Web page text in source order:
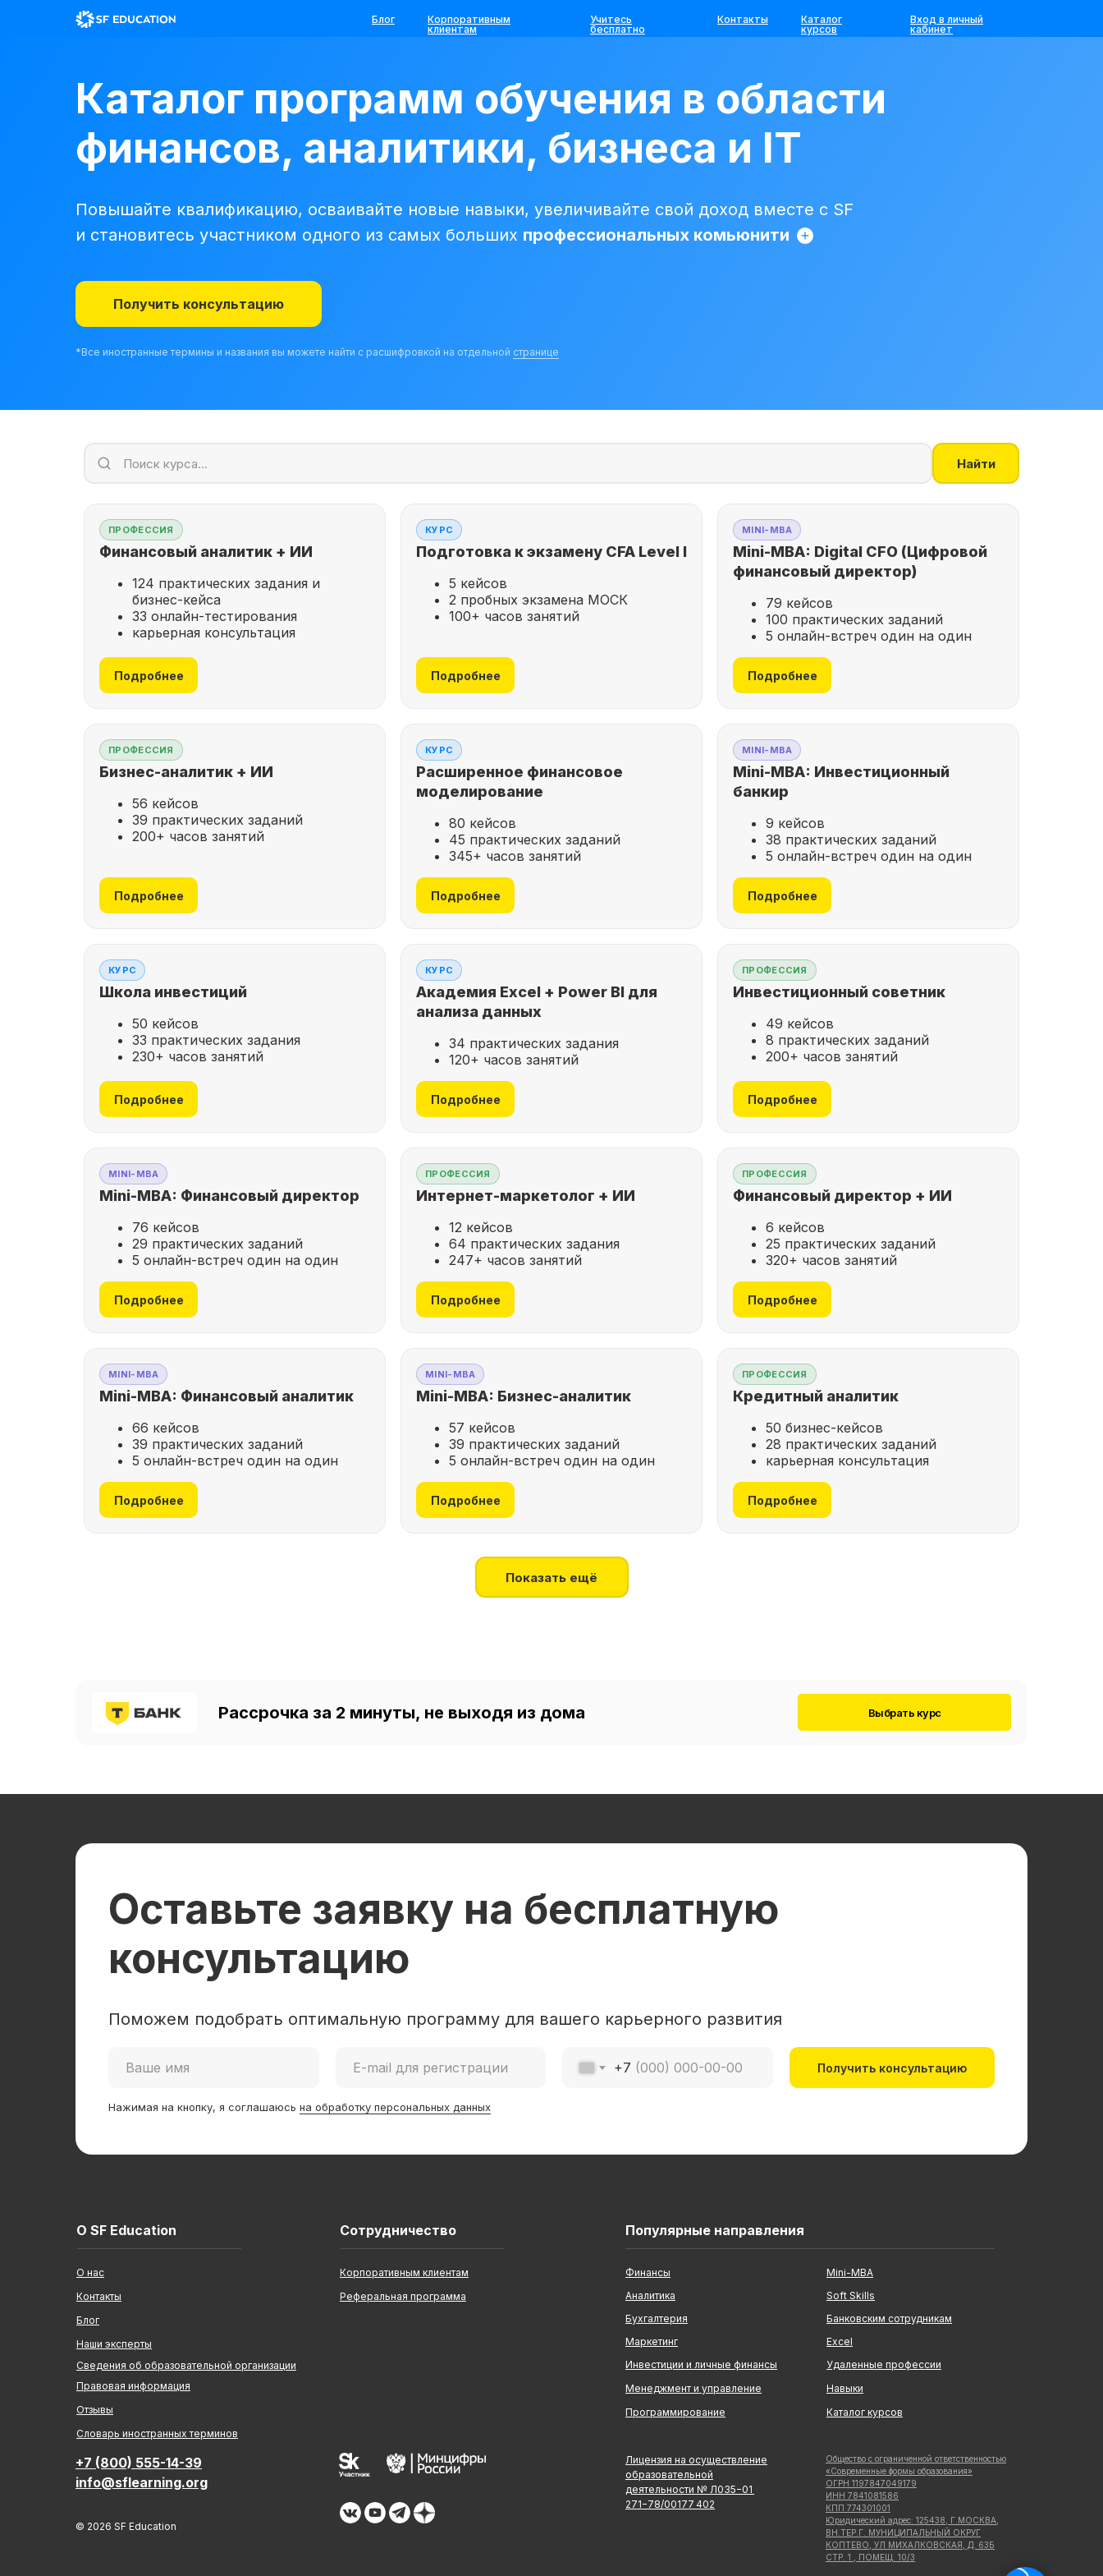
Блог
Каталог
курсов
Вход в личный
кабинет
Контакты
Корпоративным
клиентам
Учитесь
бесплатно
Каталог программ обучения в области
финансов, аналитики, бизнеса и IT
*Все иностранные термины и названия вы можете найти с расшифровкой на отдельной странице
Получить консультацию
Повышайте квалификацию, осваивайте новые навыки, увеличивайте свой доход вместе с SF
и становитесь участником одного из самых больших профессиональных комьюнити
Найти
ПРОФЕССИЯ
Финансовый аналитик + ИИ
124 практических задания и
бизнес-кейса
33 онлайн-тестирования
карьерная консультация
Подробнее
КУРС
Подготовка к экзамену CFA Level I
5 кейсов
2 пробных экзамена МОСК
100+ часов занятий
Подробнее
MINI-MBA
Mini-MBA: Digital CFO (Цифровой
финансовый директор)
79 кейсов
100 практических заданий
5 онлайн-встреч один на один
Подробнее
ПРОФЕССИЯ
Бизнес-аналитик + ИИ
56 кейсов
39 практических заданий
200+ часов занятий
Подробнее
КУРС
Расширенное финансовое
моделирование
80 кейсов
45 практических заданий
345+ часов занятий
Подробнее
MINI-MBA
Mini-MBA: Инвестиционный
банкир
9 кейсов
38 практических заданий
5 онлайн-встреч один на один
Подробнее
КУРС
Школа инвестиций
50 кейсов
33 практических задания
230+ часов занятий
Подробнее
КУРС
Академия Excel + Power BI для
анализа данных
34 практических задания
120+ часов занятий
Подробнее
ПРОФЕССИЯ
Инвестиционный советник
49 кейсов
8 практических заданий
200+ часов занятий
Подробнее
MINI-MBA
Mini-MBA: Финансовый директор
76 кейсов
29 практических заданий
5 онлайн-встреч один на один
Подробнее
ПРОФЕССИЯ
Интернет-маркетолог + ИИ
12 кейсов
64 практических задания
247+ часов занятий
Подробнее
ПРОФЕССИЯ
Финансовый директор + ИИ
6 кейсов
25 практических заданий
320+ часов занятий
Подробнее
MINI-MBA
Mini-MBA: Финансовый аналитик
66 кейсов
39 практических заданий
5 онлайн-встреч один на один
Подробнее
MINI-MBA
Mini-MBA: Бизнес-аналитик
57 кейсов
39 практических заданий
5 онлайн-встреч один на один
Подробнее
ПРОФЕССИЯ
Кредитный аналитик
50 бизнес-кейсов
28 практических заданий
карьерная консультация
Подробнее
Показать ещё
Рассрочка за 2 минуты, не выходя из дома Выбрать курс
Поможем подобрать оптимальную программу для вашего карьерного развития
Оставьте заявку на бесплатную
консультацию
+7 Получить консультацию
Нажимая на кнопку, я соглашаюсь на обработку персональных данных
О SF Education Сотрудничество
Реферальная программа
Наши эксперты
Правовая информация
Корпоративным клиентам
Контакты
Блог
© 2026 SF Education
Сведения об образовательной организации
+7 (800) 555-14-39
info@sflearning.org
О нас
Лицензия на осуществление
образовательной
деятельности № Л035−01
271−78/00177 402
Общество с ограниченной ответственностью
«Современные формы образования»
ОГРН 1197847049179
ИНН 7841081586
КПП 774301001
Юридический адрес: 125438, Г.МОСКВА,
ВН.ТЕР.Г. МУНИЦИПАЛЬНЫЙ ОКРУГ
КОПТЕВО, УЛ МИХАЛКОВСКАЯ, Д. 63Б
СТР. 1 , ПОМЕЩ. 10/3
Отзывы
Cловарь иностранных терминов
Популярные направления
Маркетинг
Инвестиции и личные финансы
Менеджмент и управление
Программирование
Аналитика
Бухгалтерия
Финансы Mini-MBA
Банковским сотрудникам
Soft Skills
Каталог курсов
Навыки
Удаленные профессии
Excel